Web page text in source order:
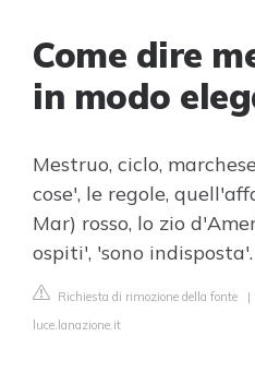
Come dire
in modo
Mestruo, ciclo,
cose', le regole,
Mar) rosso, lo zio
ospiti', 'sono indisposta'.
Richiesta di rimozione della fonte |
luce.lanazione.it